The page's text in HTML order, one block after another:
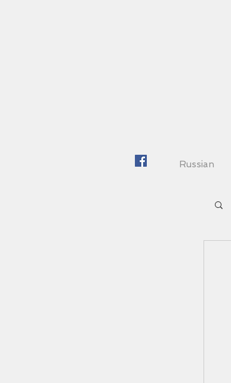
Russian